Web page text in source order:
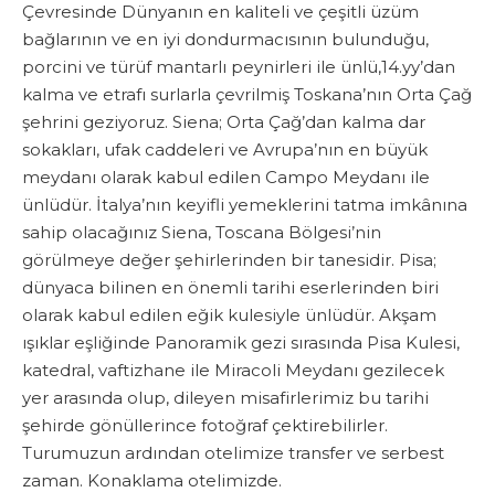
Çevresinde Dünyanın en kaliteli ve çeşitli üzüm
bağlarının ve en iyi dondurmacısının bulunduğu,
porcini ve türüf mantarlı peynirleri ile ünlü,14.yy’dan
kalma ve etrafı surlarla çevrilmiş Toskana’nın Orta Çağ
şehrini geziyoruz. Siena; Orta Çağ’dan kalma dar
sokakları, ufak caddeleri ve Avrupa’nın en büyük
meydanı olarak kabul edilen Campo Meydanı ile
ünlüdür. İtalya’nın keyifli yemeklerini tatma imkânına
sahip olacağınız Siena, Toscana Bölgesi’nin
görülmeye değer şehirlerinden bir tanesidir. Pisa;
dünyaca bilinen en önemli tarihi eserlerinden biri
olarak kabul edilen eğik kulesiyle ünlüdür. Akşam
ışıklar eşliğinde Panoramik gezi sırasında Pisa Kulesi,
katedral, vaftizhane ile Miracoli Meydanı gezilecek
yer arasında olup, dileyen misafirlerimiz bu tarihi
şehirde gönüllerince fotoğraf çektirebilirler.
Turumuzun ardından otelimize transfer ve serbest
zaman. Konaklama otelimizde.